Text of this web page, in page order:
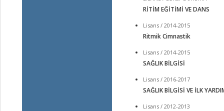
RİTİM EĞİTİMİ VE DANS
Lisans / 2014-2015
Ritmik Cimnastik
Lisans / 2014-2015
SAĞLIK BİLGİSİ
Lisans / 2016-2017
SAĞLIK BİLGİSİ VE İLK
Lisans / 2012-2013